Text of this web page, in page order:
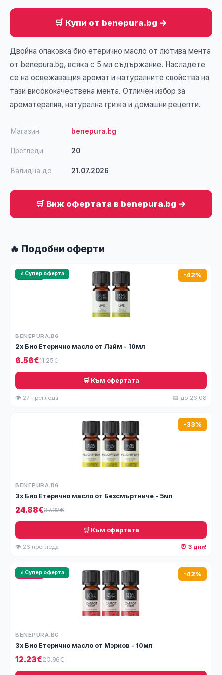
🛒 Купи от benepura.bg →
Двойна опаковка био етерично масло от лютива мента
от benepura.bg, всяка с 5 мл съдържание. Насладете
се на освежаващия аромат и натуралните свойства на
тази висококачествена мента. Отличен избор за
ароматерапия, натурална грижа и домашни рецепти.
Магазин benepura.bg
Прегледи 20
Валидна до 21.07.2026
🛒 Виж офертата в benepura.bg →
🔥 Подобни оферти
🔥 HOT
⭐ Супер оферта -42%
BENEPURA.BG
2x Био Етерично масло от Лайм - 10мл
6.56€11.25€
🛒 Към офертата
👁 27 прегледа 📅 до 26.08
-33%
BENEPURA.BG
3x Био Етерично масло от Безсмъртниче - 5мл
24.88€37.32€
🛒 Към офертата
👁 26 прегледа ⏰ 3 дни!
🔥 HOT
⭐ Супер оферта -42%
BENEPURA.BG
3x Био Етерично масло от Морков - 10мл
12.23€20.96€